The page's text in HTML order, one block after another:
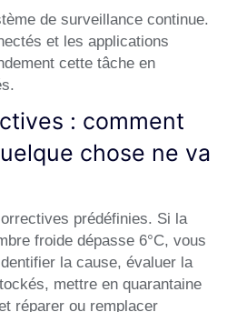
de surveillance continue.
et les applications
cette tâche en
: comment
chose ne va
prédéfinies. Si la
froide dépasse 6°C, vous
la cause, évaluer la
mettre en quarantaine
réparer ou remplacer